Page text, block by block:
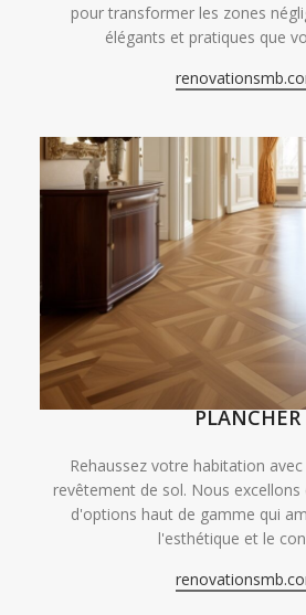
pour transformer les zones
élégants et pratiques que
PLANCHER
Rehaussez votre habitation
revêtement de sol. Nous
d'options haut de gamme qui
l'esthétique et le